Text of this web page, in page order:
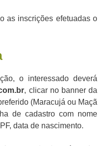
as inscrições efetuadas o
o interessado deverá
, clicar no banner da
(Maracujá ou Maçã
de cadastro com nome
data de nascimento.